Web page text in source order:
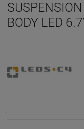
BODY LED